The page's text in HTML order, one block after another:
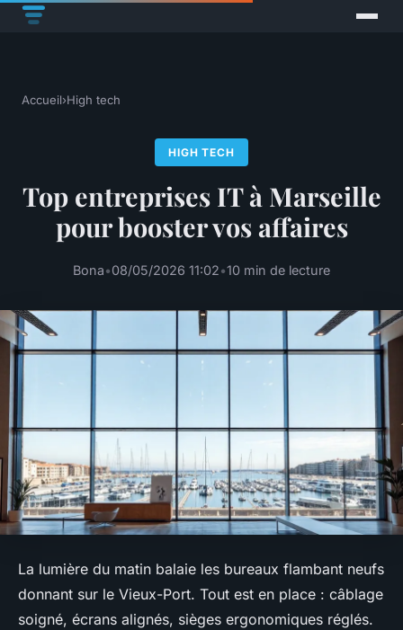
Accueil›High tech
HIGH TECH
Top entreprises IT à Marseille
pour booster vos affaires
Bona•08/05/2026 11:02•10 min de lecture
La lumière du matin balaie les bureaux flambant neufs
donnant sur le Vieux-Port. Tout est en place : câblage
soigné, écrans alignés, sièges ergonomiques réglés.